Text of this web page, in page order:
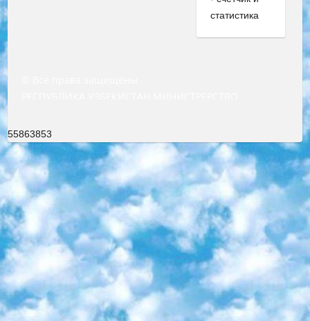
55863853